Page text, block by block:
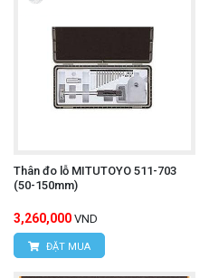
Thân đo lỗ MITUTOYO 511-703
(50-150mm)
3,260,000 VND
ĐẶT MUA